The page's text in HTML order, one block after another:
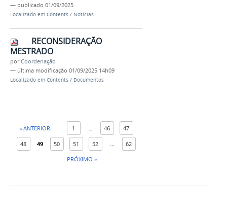
— publicado 01/09/2025
Localizado em Contents / Notícias
RECONSIDERAÇÃO
MESTRADO
porCoordenação
— última modificação 01/09/2025 14h09
Localizado em Contents / Documentos
« ANTERIOR 1 ... 46 47
48 49 50 51 52 ...
62
PRÓXIMO »